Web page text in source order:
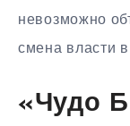
невозможно
смена власти
«Чудо